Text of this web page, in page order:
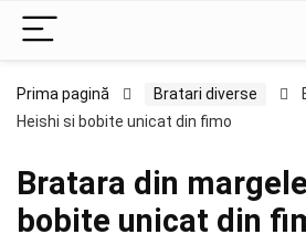
Prima pagină Bratari diverse
Heishi si bobite unicat din fimo
Bratara din
bobite unicat din